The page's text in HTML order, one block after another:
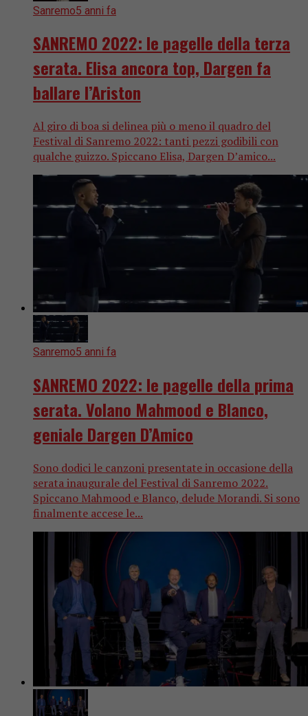
Sanremo5 anni fa
SANREMO 2022: le pagelle della terza
serata. Elisa ancora top, Dargen fa
ballare l’Ariston
Al giro di boa si delinea più o meno il quadro del
Festival di Sanremo 2022: tanti pezzi godibili con
qualche guizzo. Spiccano Elisa, Dargen D’amico...
Sanremo5 anni fa
SANREMO 2022: le pagelle della prima
serata. Volano Mahmood e Blanco,
geniale Dargen D’Amico
Sono dodici le canzoni presentate in occasione della
serata inaugurale del Festival di Sanremo 2022.
Spiccano Mahmood e Blanco, delude Morandi. Si sono
finalmente accese le...